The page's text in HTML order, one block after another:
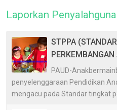
Laporkan
STPPA
PAUD-
penyelenggaraan Pendidikan
mengacu pada Standar tingkat